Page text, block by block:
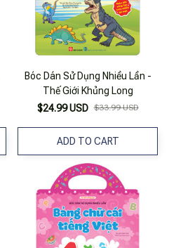
Bóc Dán Sử Dụng Nhiều Lần -
Thế Giới Khủng Long
$24.99 USD $33.99 USD
ADD TO CART